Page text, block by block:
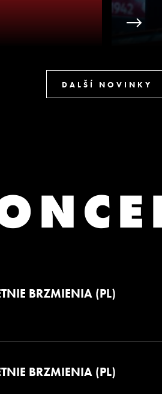
DALŠÍ NOVINKY
BRZMIENIA (PL)
BRZMIENIA (PL)